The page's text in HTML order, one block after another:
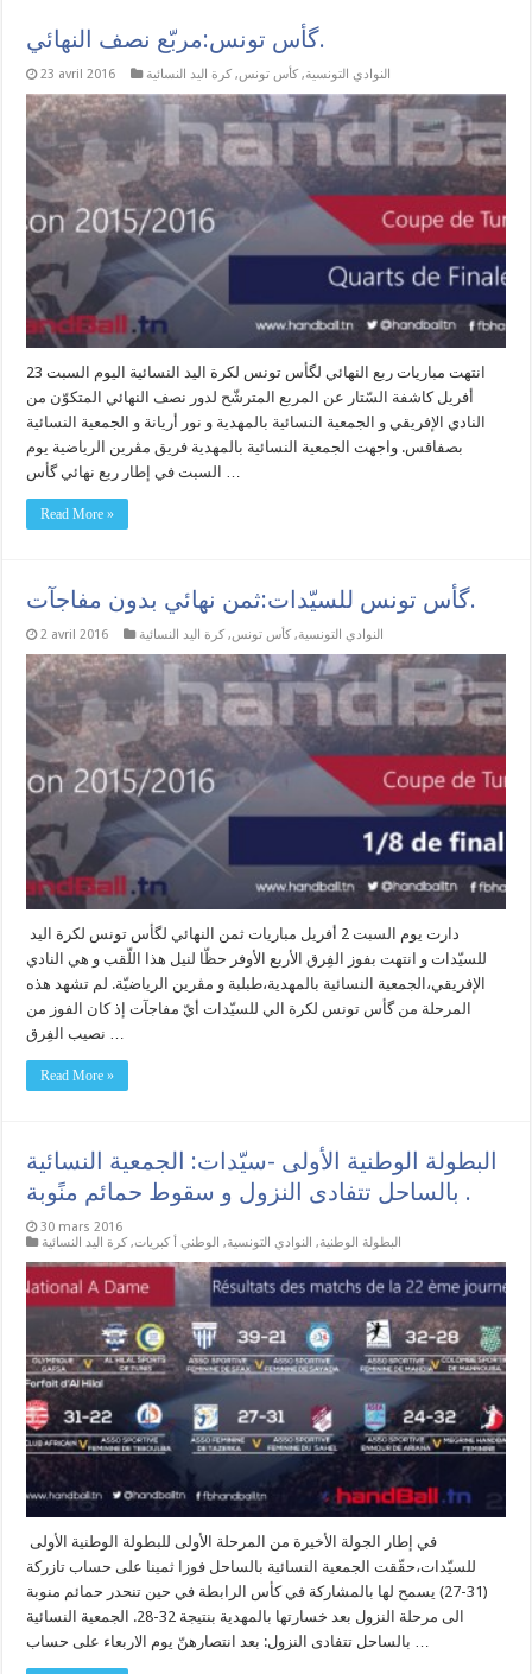
گأس تونس:مربّع نصف النهائي.
23 avril 2016 النوادي التونسية, كأس تونس, كرة اليد النسائية
انتهت مباريات ربع النهائي لگأس تونس لكرة اليد النسائية اليوم السبت 23
أفريل كاشفة السّتار عن المربع المترشّح لدور نصف النهائي المتكوّن من
النادي الإفريقي و الجمعية النسائية بالمهدية و نور أريانة و الجمعية النسائية
بصفاقس. واجهت الجمعية النسائية بالمهدية فريق مڨرين الرياضية يوم
السبت في إطار ربع نهائي گأس …
Read More »
گأس تونس للسيّدات:ثمن نهائي بدون مفاجآت.
2 avril 2016 النوادي التونسية, كأس تونس, كرة اليد النسائية
دارت يوم السبت 2 أفريل مباريات ثمن النهائي لگأس تونس لكرة اليد
للسيّدات و انتهت بفوز الفِرق الأربع الأوفر حظّا لنيل هذا اللّقب و هي النادي
الإفريقي،الجمعية النسائية بالمهدية،طبلبة و مڨرين الرياضيّة. لم تشهد هذه
المرحلة من گأس تونس لكرة الي للسيّدات أيّ مفاجآت إذ كان الفوز من
نصيب الفِرق …
Read More »
البطولة الوطنية الأولى -سيّدات: الجمعية النسائية
بالساحل تتفادى النزول و سقوط حمائم منًوبة .
30 mars 2016
البطولة الوطنية, النوادي التونسية, الوطني أ كبريات, كرة اليد النسائية
للسيّدات،حقّقت الجمعية النسائية بالساحل فوزا ثمينا على حساب تازركة
(31-27) يسمح لها بالمشاركة في كأس الرابطة في حين تنحدر حمائم منوبة
الى مرحلة النزول بعد خسارتها بالمهدية بنتيجة 32-28. الجمعية النسائية